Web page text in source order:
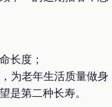
长度；
为老年生活质量做身
第二种长寿。